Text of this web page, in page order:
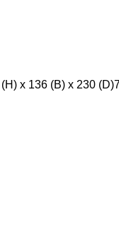
x 136 (B) x 230